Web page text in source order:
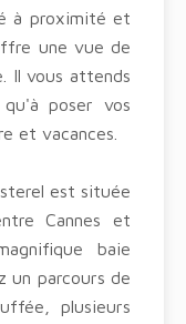
à proximité et
une vue de
Il vous attends
poser vos
et vacances.
est située
Cannes et
baie
un parcours de
plusieurs